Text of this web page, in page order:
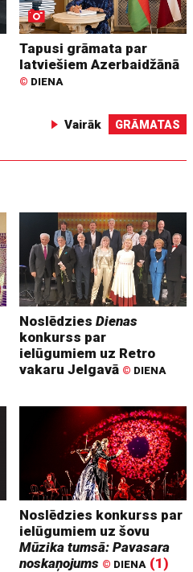
Tapusi grāmata par
latviešiem Azerbaidžānā
© DIENA
Vairāk GRĀMATAS
NoslēdziesDienas
konkurss par
ielūgumiem uz Retro
vakaru Jelgavā © DIENA
Noslēdzies konkurss par
ielūgumiem uz šovu
Mūzika tumsā: Pavasara
noskaņojums © DIENA (1)